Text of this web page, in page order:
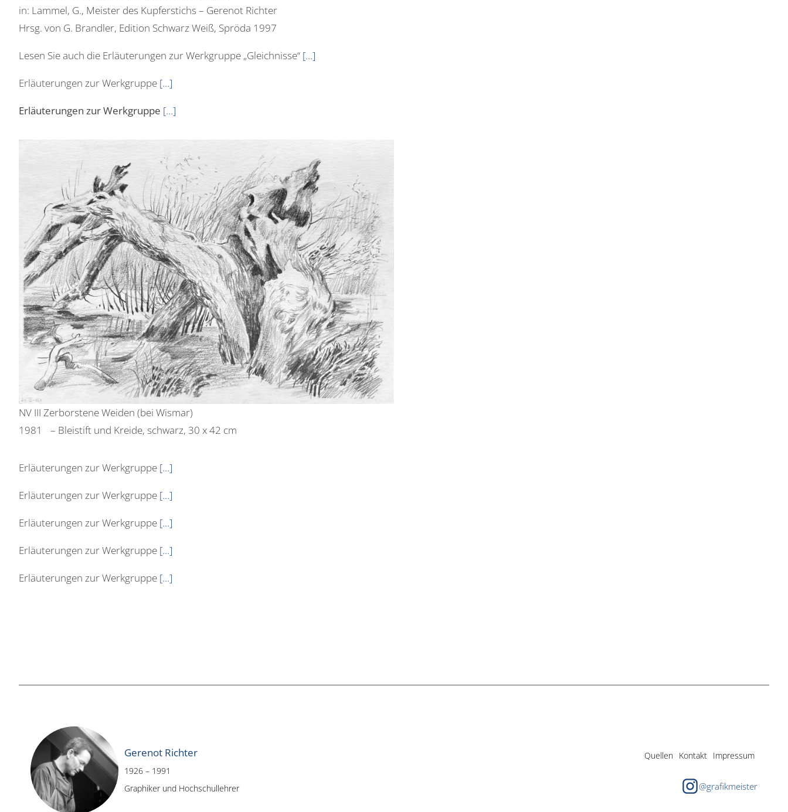
in: Lammel, G., Meister des Kupferstichs – Gerenot Richter
Hrsg. von G. Brandler, Edition Schwarz Weiß, Spröda 1997
Lesen Sie auch die Erläuterungen zur Werkgruppe „Gleichnisse“ […]
Erläuterungen zur Werkgruppe […]
Erläuterungen zur Werkgruppe […]
NV III Zerborstene Weiden (bei Wismar)
1981 – Bleistift und Kreide, schwarz, 30 x 42 cm
Erläuterungen zur Werkgruppe […]
Erläuterungen zur Werkgruppe […]
Erläuterungen zur Werkgruppe […]
Erläuterungen zur Werkgruppe […]
Erläuterungen zur Werkgruppe […]
Gerenot Richter
1926 – 1991
Graphiker und Hochschullehrer
Quellen Kontakt Impressum
@grafikmeister